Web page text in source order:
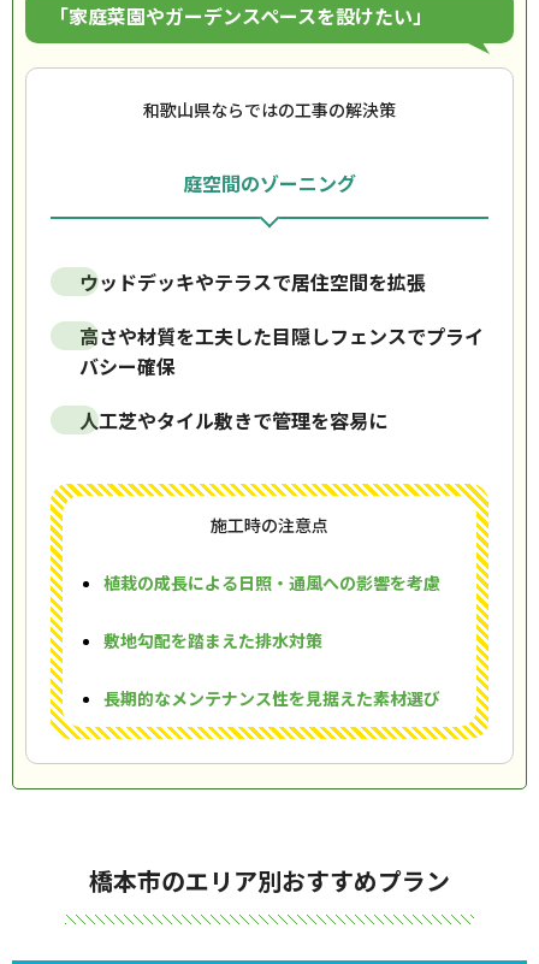
「家庭菜園やガーデンスペースを設けたい」
和歌山県ならではの工事の解決策
庭空間のゾーニング
ウッドデッキやテラスで居住空間を拡張
高さや材質を工夫した目隠しフェンスでプライ
バシー確保
人工芝やタイル敷きで管理を容易に
施工時の注意点
植栽の成長による日照・通風への影響を考慮
敷地勾配を踏まえた排水対策
長期的なメンテナンス性を見据えた素材選び
橋本市のエリア別おすすめプラン